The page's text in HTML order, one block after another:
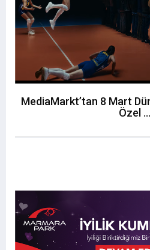
MediaMarkt’tan 8 Mart
Özel ...